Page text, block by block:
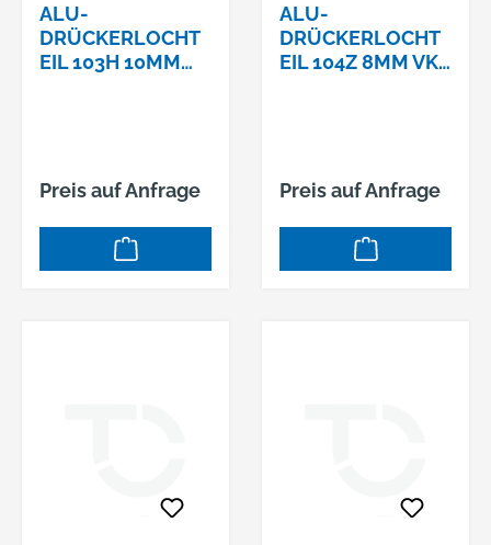
ALU-
DRÜCKERLOCHT
EIL 103H 10MM
Preis auf Anfrage
ALU-
DRÜCKERLOCHT
EIL 104Z 8MM VKT
Preis auf Anfrage